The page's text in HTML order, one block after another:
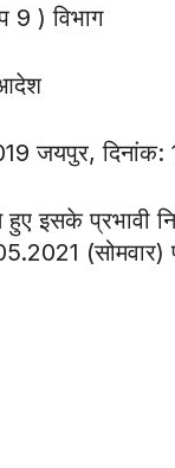
9 ) विभाग
जयपुर, दिनांक:
इसके प्रभावी